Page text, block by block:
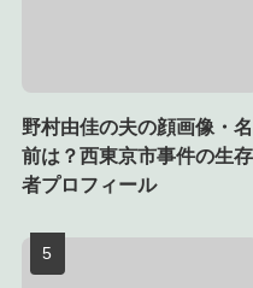
野村由佳の夫の顔画像・名
前は？西東京市事件の生存
者プロフィール